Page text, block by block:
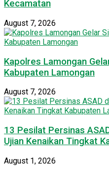
Kecamatan
August 7, 2026
Kapolres Lamongan
Kabupaten Lamongan
August 7, 2026
13 Pesilat Persinas
Ujian Kenaikan Tingkat
August 1, 2026